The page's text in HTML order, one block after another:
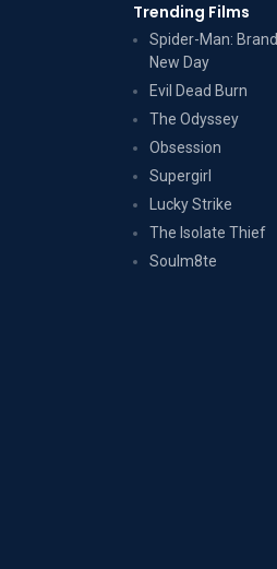
Trending Films
Spider-Man: Brand
New Day
Evil Dead Burn
The Odyssey
Obsession
Supergirl
Lucky Strike
The Isolate Thief
Soulm8te